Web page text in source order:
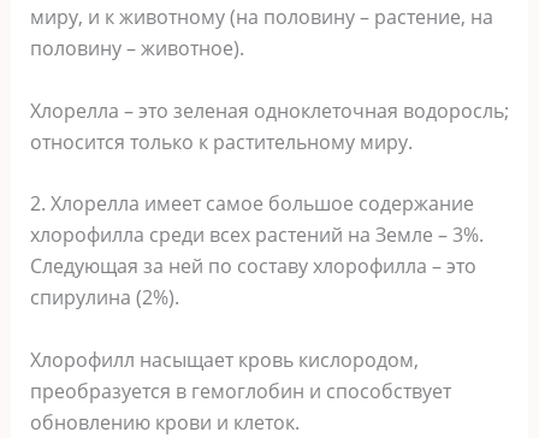
миру, и к животному (на половину – растение, на
половину – животное).
Хлорелла – это зеленая одноклеточная водоросль;
относится только к растительному миру.
2. Хлорелла имеет самое большое содержание
хлорофилла среди всех растений на Земле – 3%.
Следующая за ней по составу хлорофилла – это
спирулина (2%).
Хлорофилл насыщает кровь кислородом,
преобразуется в гемоглобин и способствует
обновлению крови и клеток.